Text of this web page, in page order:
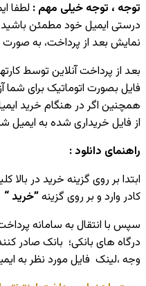
توجه ، توجه خیلی مهم : لطفا
درستی ایمیل خود مطمئن باشید
نمایش بعد از پرداخت، به صورت
بعد از پرداخت آنلاین توسط
فایل بصورت اتوماتیک برای
همچنین اگر در هنگام خرید
از فایل خریداری شده به ایمیل
راهنمای دانلود :
ابتدا بر روی گزینه خرید در
کادر وارد و بر روی گزینه”خرید “
سپس با انتقال به سامانه
درگاه های بانکی؛ بانک صادر
وجه ،لینک فایل مورد نظر به